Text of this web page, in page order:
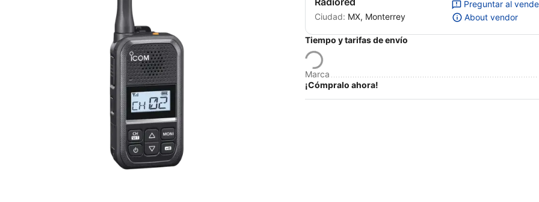
Ciudad: MX, Monterrey
Preguntar al
About vendor
Tiempo y tarifas de envío
Marca
¡Cómpralo ahora!